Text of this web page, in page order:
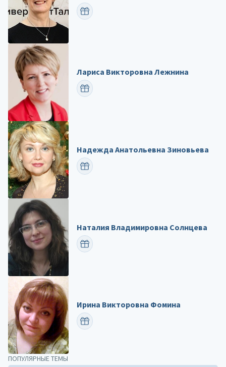
ПОПУЛЯРНЫЕ ТЕМЫ
ПОЗДРАВИТЬ
Лариса Викторовна Лежнина
ПОЗДРАВИТЬ
Надежда Анатольевна Зиновьева
ПОЗДРАВИТЬ
Наталия Владимировна Солнцева
ПОЗДРАВИТЬ
Ирина Викторовна Фомина
ПОЗДРАВИТЬ